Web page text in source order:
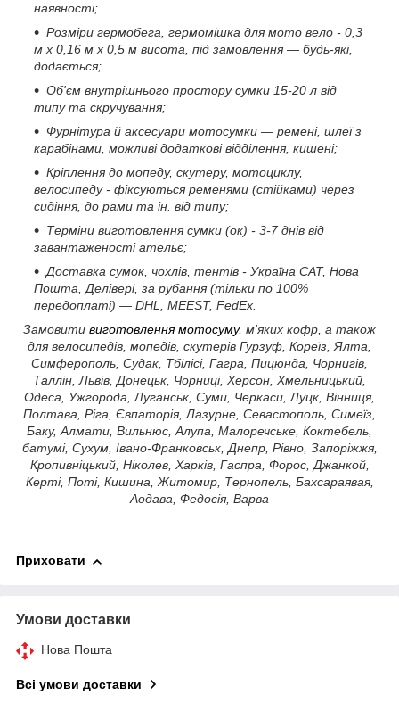
наявності;
Розміри гермобега, гермомішка для мото вело - 0,3
м х 0,16 м х 0,5 м висота, під замовлення — будь-які,
додається;
Об'єм внутрішнього простору сумки 15-20 л від
типу та скручування;
Фурнітура й аксесуари мотосумки — ремені, шлеї з
карабінами, можливі додаткові відділення, кишені;
Кріплення до мопеду, скутеру, мотоциклу,
велосипеду - фіксуються ременями (стійками) через
сидіння, до рами та ін. від типу;
Терміни виготовлення сумки (ок) - 3-7 днів від
завантаженості ательє;
Доставка сумок, чохлів, тентів - Україна САТ, Нова
Пошта, Делівері, за рубання (тільки по 100%
передоплаті) — DHL, MEEST, FedEx.
Замовити виготовлення мотосуму, м'яких кофр, а також
для велосипедів, мопедів, скутерів Гурзуф, Кореїз, Ялта,
Симферополь, Судак, Тбілісі, Гагра, Пицюнда, Чорнигів,
Таллін, Львів, Донецьк, Чорниці, Херсон, Хмельницький,
Одеса, Ужгорода, Луганськ, Суми, Черкаси, Луцк, Вінниця,
Полтава, Ріга, Євпаторія, Лазурне, Севастополь, Симеїз,
Баку, Алмати, Вильнюс, Алупа, Малоречське, Коктебель,
батумі, Сухум, Івано-Франковськ, Днепр, Рівно, Запоріжжя,
Кропивніцький, Ніколев, Харків, Гаспра, Форос, Джанкой,
Керті, Поті, Кишина, Житомир, Тернопель, Бахсараявая,
Аодава, Федосія, Варва
Приховати
Умови доставки
Нова Пошта
Всі умови доставки